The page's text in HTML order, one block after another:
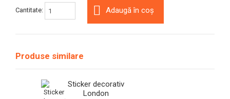
Cantitate: Adaugă în coș
Produse similare
Sticker decorativ
London